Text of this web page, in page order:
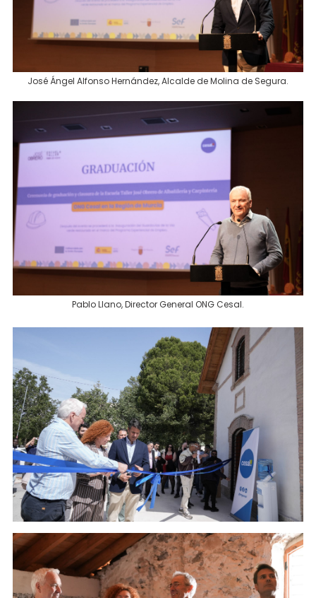
José Ángel Alfonso Hernández, Alcalde de Molina de Segura.
Pablo Llano, Director General ONG Cesal.